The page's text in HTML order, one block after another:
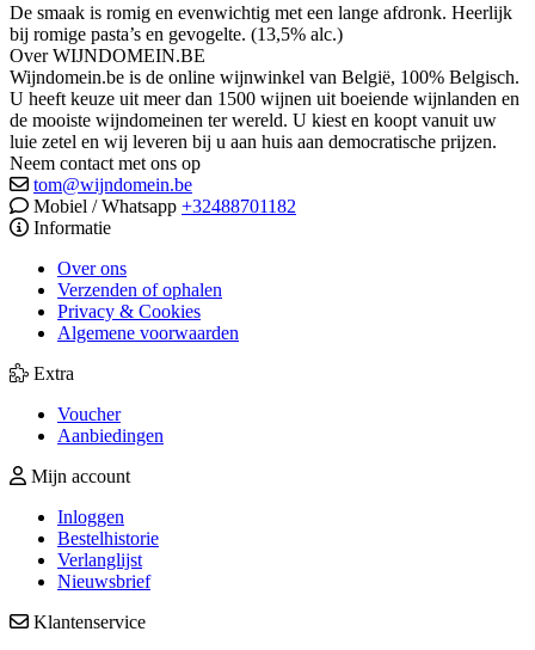
De smaak is romig en evenwichtig met een lange afdronk. Heerlijk
bij romige pasta’s en gevogelte. (13,5% alc.)
Over WIJNDOMEIN.BE
Wijndomein.be is de online wijnwinkel van België, 100% Belgisch.
U heeft keuze uit meer dan 1500 wijnen uit boeiende wijnlanden en
de mooiste wijndomeinen ter wereld. U kiest en koopt vanuit uw
luie zetel en wij leveren bij u aan huis aan democratische prijzen.
Neem contact met ons op
tom@wijndomein.be
Mobiel / Whatsapp +32488701182
Informatie
Over ons
Verzenden of ophalen
Privacy & Cookies
Algemene voorwaarden
Extra
Voucher
Aanbiedingen
Mijn account
Inloggen
Bestelhistorie
Verlanglijst
Nieuwsbrief
Klantenservice